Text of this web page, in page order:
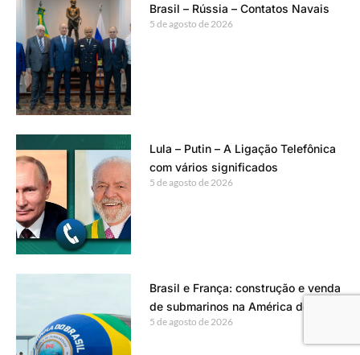
Brasil – Rússia – Contatos Navais
5 de agosto de 2026
Lula – Putin – A Ligação Telefônica
com vários significados
5 de agosto de 2026
Brasil e França: construção e venda
de submarinos na América do Sul
5 de agosto de 2026